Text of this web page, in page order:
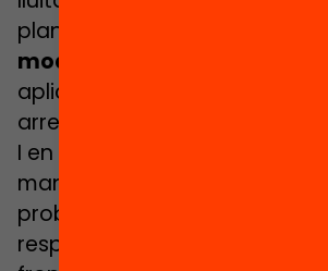
plans de convivència. Val a
models i protocols
aplicació també desigual en
arreu del territori.
I en l’
manifesta l’abast i els
problemàtica, i allà on se
responsabilitat i